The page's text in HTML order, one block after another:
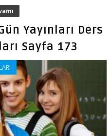
Yayınları Ders
Sayfa 173